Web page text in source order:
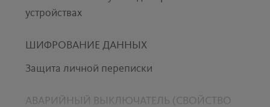
устройствах
ШИФРОВАНИЕ ДАННЫХ
Защита личной переписки
АВАРИЙНЫЙ ВЫКЛЮЧАТЕЛЬ (СВОЙСТВО